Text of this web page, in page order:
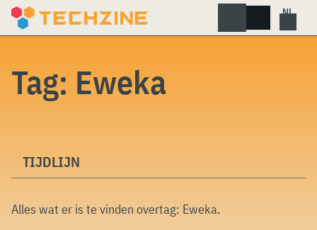
Skip
Tag: Eweka
TIJDLIJN
Alles wat er is te vinden overtag: Eweka.